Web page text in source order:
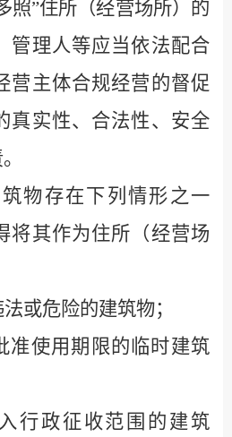
照”住所（经营场所）的
管理人等应当依法配合
营主体合规经营的督促
真实性、合法性、安全
物存在下列情形之一
将其作为住所（经营场
法或危险的建筑物；
准使用期限的临时建筑
行政征收范围的建筑